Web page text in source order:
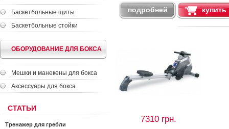
подробней купить
7310 грн.
Баскетбольные щиты
Баскетбольные стойки
ОБОРУДОВАНИЕ ДЛЯ БОКСА
Мешки и манекены для бокса
Аксессуары для бокса
СТАТЬИ
Тренажер для гребли